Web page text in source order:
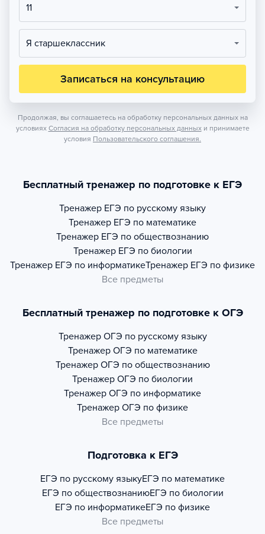
11
Я старшеклассник
Записаться на консультацию
Продолжая, вы соглашаетесь на обработку персональных данных на
условиях Согласия на обработку персональных данных и принимаете
условия Пользовательского соглашения.
Бесплатный тренажер по подготовке к ЕГЭ
Тренажер ЕГЭ по русскому языку
Тренажер ЕГЭ по математике
Тренажер ЕГЭ по обществознанию
Тренажер ЕГЭ по биологии
Тренажер ЕГЭ по информатикеТренажер ЕГЭ по физике
Все предметы
Бесплатный тренажер по подготовке к ОГЭ
Тренажер ОГЭ по русскому языку
Тренажер ОГЭ по математике
Тренажер ОГЭ по обществознанию
Тренажер ОГЭ по биологии
Тренажер ОГЭ по информатике
Тренажер ОГЭ по физике
Все предметы
Подготовка к ЕГЭ
ЕГЭ по русскому языкуЕГЭ по математике
ЕГЭ по обществознаниюЕГЭ по биологии
ЕГЭ по информатикеЕГЭ по физике
Все предметы